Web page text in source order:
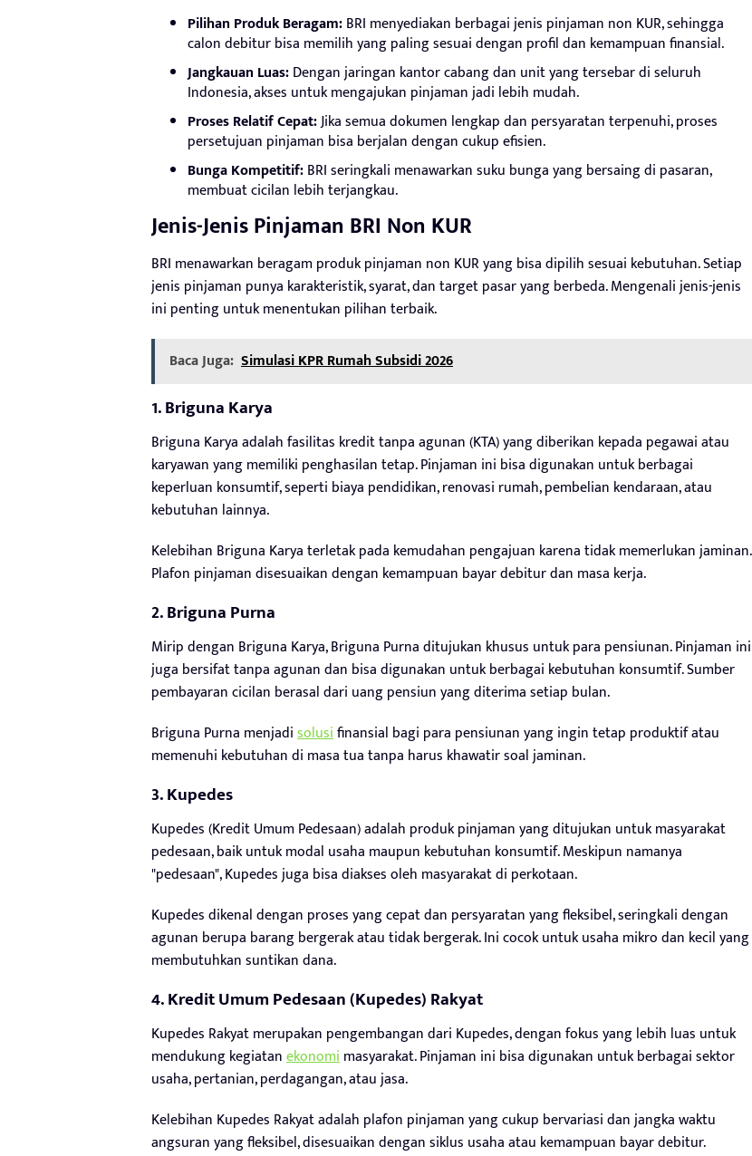
Pilihan Produk Beragam:BRI menyediakan berbagai jenis pinjaman non KUR, sehingga
calon debitur bisa memilih yang paling sesuai dengan profil dan kemampuan finansial.
Jangkauan Luas:Dengan jaringan kantor cabang dan unit yang tersebar di seluruh
Indonesia, akses untuk mengajukan pinjaman jadi lebih mudah.
Proses Relatif Cepat:Jika semua dokumen lengkap dan persyaratan terpenuhi, proses
persetujuan pinjaman bisa berjalan dengan cukup efisien.
Bunga Kompetitif:BRI seringkali menawarkan suku bunga yang bersaing di pasaran,
membuat cicilan lebih terjangkau.
Jenis-Jenis Pinjaman BRI Non KUR
BRI menawarkan beragam produk pinjaman non KUR yang bisa dipilih sesuai kebutuhan. Setiap
jenis pinjaman punya karakteristik, syarat, dan target pasar yang berbeda. Mengenali jenis-jenis
ini penting untuk menentukan pilihan terbaik.
Baca Juga: Simulasi KPR Rumah Subsidi 2026
1. Briguna Karya
Briguna Karya adalah fasilitas kredit tanpa agunan (KTA) yang diberikan kepada pegawai atau
karyawan yang memiliki penghasilan tetap. Pinjaman ini bisa digunakan untuk berbagai
keperluan konsumtif, seperti biaya pendidikan, renovasi rumah, pembelian kendaraan, atau
kebutuhan lainnya.
Kelebihan Briguna Karya terletak pada kemudahan pengajuan karena tidak memerlukan jaminan.
Plafon pinjaman disesuaikan dengan kemampuan bayar debitur dan masa kerja.
2. Briguna Purna
Mirip dengan Briguna Karya, Briguna Purna ditujukan khusus untuk para pensiunan. Pinjaman ini
juga bersifat tanpa agunan dan bisa digunakan untuk berbagai kebutuhan konsumtif. Sumber
pembayaran cicilan berasal dari uang pensiun yang diterima setiap bulan.
Briguna Purna menjadisolusifinansial bagi para pensiunan yang ingin tetap produktif atau
memenuhi kebutuhan di masa tua tanpa harus khawatir soal jaminan.
3. Kupedes
Kupedes (Kredit Umum Pedesaan) adalah produk pinjaman yang ditujukan untuk masyarakat
pedesaan, baik untuk modal usaha maupun kebutuhan konsumtif. Meskipun namanya
"pedesaan", Kupedes juga bisa diakses oleh masyarakat di perkotaan.
Kupedes dikenal dengan proses yang cepat dan persyaratan yang fleksibel, seringkali dengan
agunan berupa barang bergerak atau tidak bergerak. Ini cocok untuk usaha mikro dan kecil yang
membutuhkan suntikan dana.
4. Kredit Umum Pedesaan (Kupedes) Rakyat
Kupedes Rakyat merupakan pengembangan dari Kupedes, dengan fokus yang lebih luas untuk
mendukung kegiatanekonomimasyarakat. Pinjaman ini bisa digunakan untuk berbagai sektor
usaha, pertanian, perdagangan, atau jasa.
Kelebihan Kupedes Rakyat adalah plafon pinjaman yang cukup bervariasi dan jangka waktu
angsuran yang fleksibel, disesuaikan dengan siklus usaha atau kemampuan bayar debitur.